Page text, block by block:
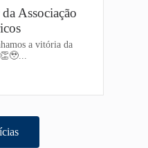
Associação
a vitória da